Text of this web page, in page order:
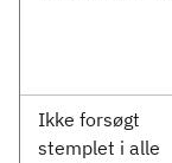
Ikke forsøgt
stemplet i alle